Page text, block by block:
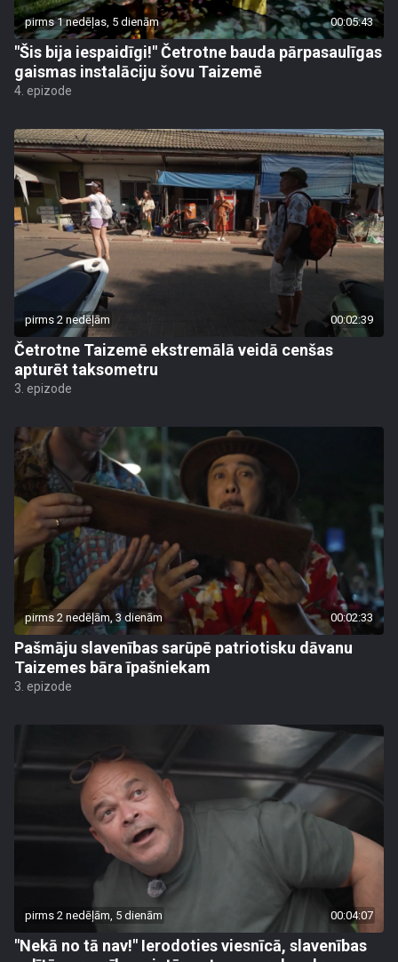
pirms 1 nedēļas, 5 dienām 00:05:43
"Šis bija iespaidīgi!" Četrotne bauda pārpasaulīgas
gaismas instalāciju šovu Taizemē
4. epizode
pirms 2 nedēļām 00:02:39
Četrotne Taizemē ekstremālā veidā cenšas
apturēt taksometru
3. epizode
pirms 2 nedēļām, 3 dienām 00:02:33
Pašmāju slavenības sarūpē patriotisku dāvanu
Taizemes bāra īpašniekam
3. epizode
pirms 2 nedēļām, 5 dienām 00:04:07
"Nekā no tā nav!" Ierodoties viesnīcā, slavenības